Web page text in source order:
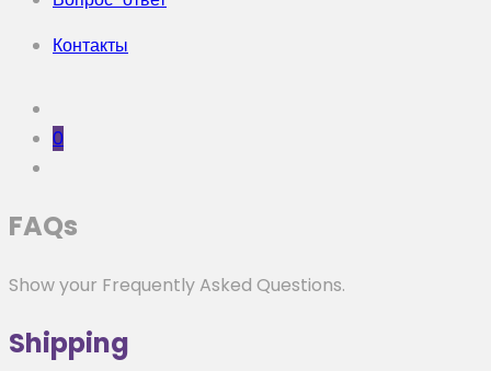
Контакты
0
FAQs
Show your Frequently Asked Questions.
Shipping